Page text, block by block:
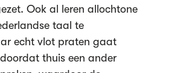
Ook al leren allochtone
taal te
echt vlot praten gaat
thuis een ander